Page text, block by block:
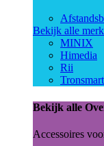
Bekijk alle
MINIX
Himedia
Rii
Tronsmart
Bekijk alle
Accessoires